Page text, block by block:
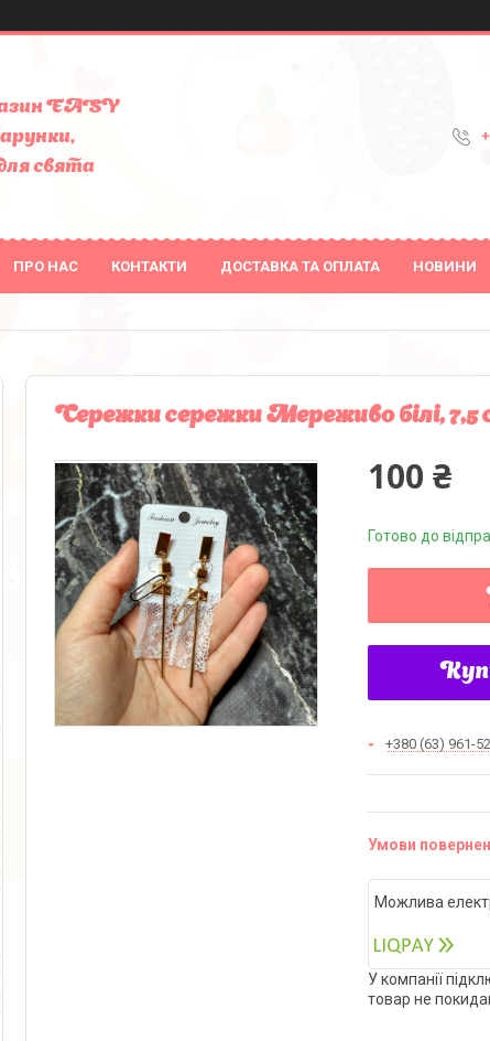
EASY
свята
ПРО НАС КОНТАКТИ ДОСТАВКА ТА ОПЛАТА НОВИНИ
Сережки сережки Мереживо білі, 7,5
100 ₴
Готово до
+380 (63) 961-
У компанії
товар не